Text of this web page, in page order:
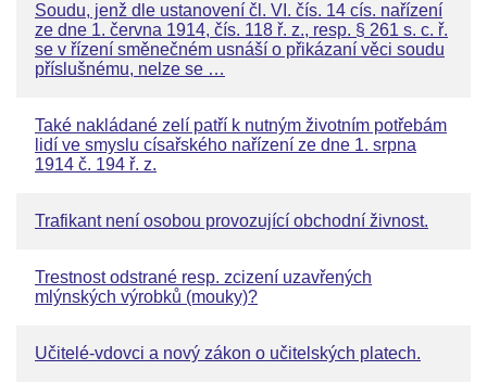
Soudu, jenž dle ustanovení čl. VI. čís. 14 cís. nařízení
ze dne 1. června 1914, čís. 118 ř. z., resp. § 261 s. c. ř.
se v řízení směnečném usnáší o přikázaní věci soudu
příslušnému, nelze se …
Také nakládané zelí patří k nutným životním potřebám
lidí ve smyslu císařského nařízení ze dne 1. srpna
1914 č. 194 ř. z.
Trafikant není osobou provozující obchodní živnost.
Trestnost odstrané resp. zcizení uzavřených
mlýnských výrobků (mouky)?
Učitelé-vdovci a nový zákon o učitelských platech.